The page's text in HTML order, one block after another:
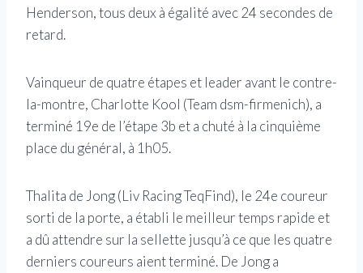
Henderson, tous deux à égalité avec 24 secondes de
retard.
Vainqueur de quatre étapes et leader avant le contre-
la-montre, Charlotte Kool (Team dsm-firmenich), a
terminé 19e de l’étape 3b et a chuté à la cinquième
place du général, à 1h05.
Thalita de Jong (Liv Racing TeqFind), le 24e coureur
sorti de la porte, a établi le meilleur temps rapide et
a dû attendre sur la sellette jusqu’à ce que les quatre
derniers coureurs aient terminé. De Jong a